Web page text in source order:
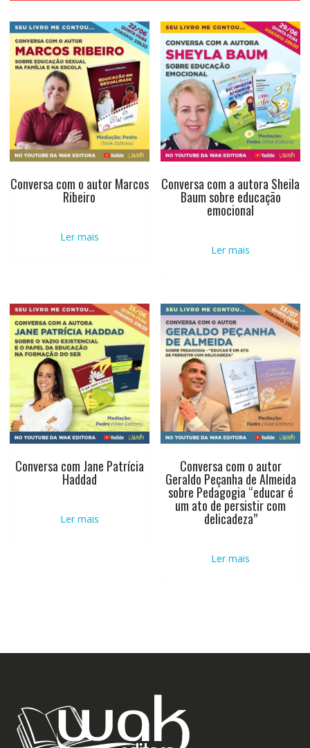
Conversa com o autor Marcos
Ribeiro
Ler mais
Conversa com a autora Sheila
Baum sobre educação
emocional
Ler mais
Conversa com Jane Patrícia
Haddad
Ler mais
Conversa com o autor
Geraldo Peçanha de Almeida
sobre Pedagogia “educar é
um ato de persistir com
delicadeza”
Ler mais